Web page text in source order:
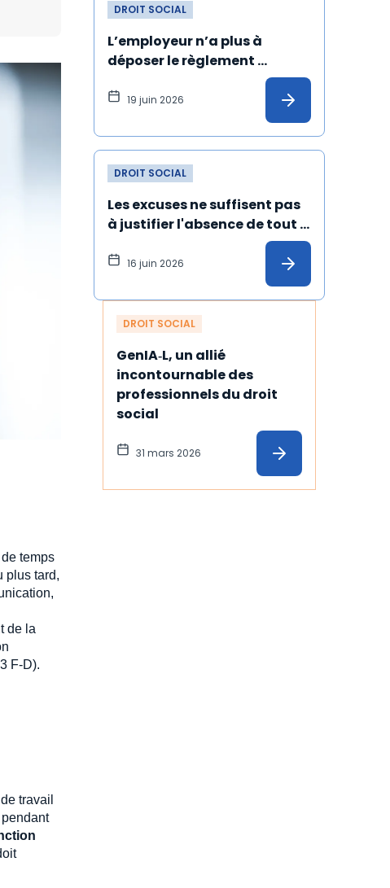
temps
plus tard,
de la
F-D).
travail
DROIT SOCIAL
L’employeur n’a plus à
déposer le règlement
intérieur au greffe du conseil
de prud’hommes
19 juin 2026
DROIT SOCIAL
Les excuses ne suffisent pas
à justifier l'absence de tout
16 juin 2026
DROIT SOCIAL
GenIA‑L, un allié
incontournable des
professionnels du droit
social
31 mars 2026